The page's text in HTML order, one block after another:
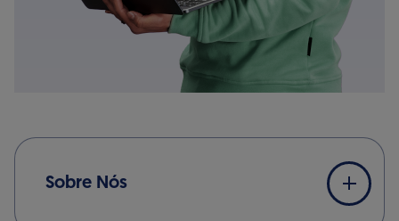
Sobre Nós